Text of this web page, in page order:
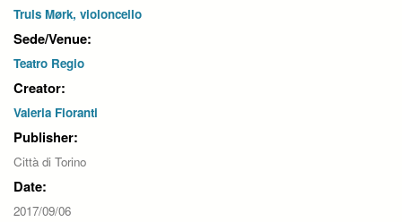
Truls Mørk, violoncello
Sede/Venue:
Teatro Regio
Creator:
Valeria Fioranti
Publisher:
Città di Torino
Date:
2017/09/06